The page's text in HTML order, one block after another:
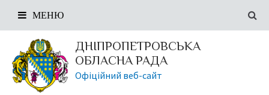
ДНІПРОПЕТРОВСЬКА
ОБЛАСНА РАДА
Офіційний веб-сайт
МЕНЮ